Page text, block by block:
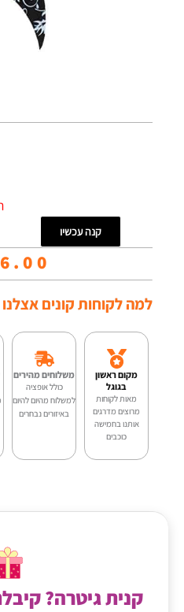
קנה עכשיו
למה לקוחות קונים
מקום ראשון
בגוגל
מאות לקוחות
מרוצים מדרגים
אותנו בחמישה
כוכבים
משלוחים מהירים
כולל אופציה
למשלוח מהיום להיום
באיזורים נבחרים
קנית גיטרה?